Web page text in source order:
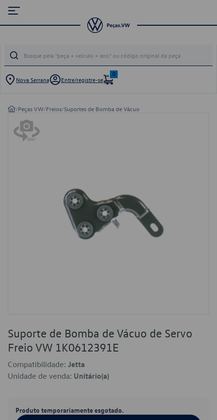
Nova Serrana Entre/registre-se
0
/Peças VW/Freios/Suportes de Bomba de Vácuo
Suporte de Bomba de Vácuo de Servo
Freio VW 1K0612391E
Compatibilidade: Jetta
Unidade de venda: Unitário(a)
Produto temporariamente esgotado.